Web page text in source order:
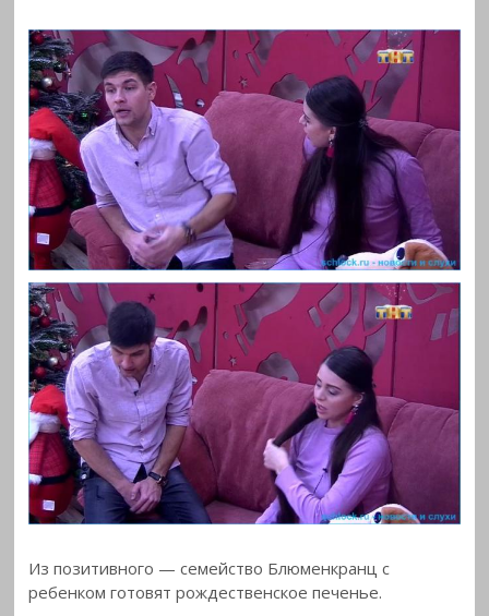
Из позитивного — семейство Блюменкранц с
ребенком готовят рождественское печенье.